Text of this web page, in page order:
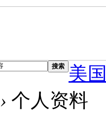
搜索
美
› 个人资料